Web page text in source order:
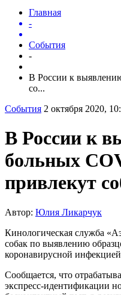
Главная
-
События
-
В России к
со...
События 2 октября 2020,
В России к
больных
привлекут
Автор: Юлия Ликарчук
Кинологическая служба
собак по выявлению
коронавирусной
Сообщается, что
экспресс-идентификации